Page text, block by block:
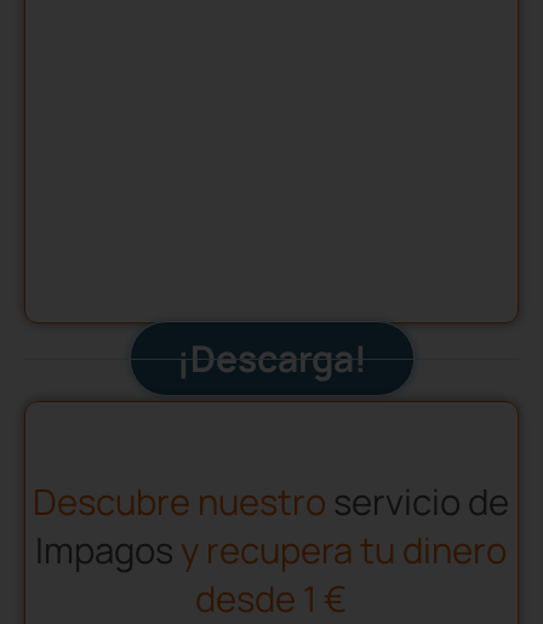
¡Descarga!
Descubre nuestro servicio de
Impagos y recupera tu dinero
desde 1 €